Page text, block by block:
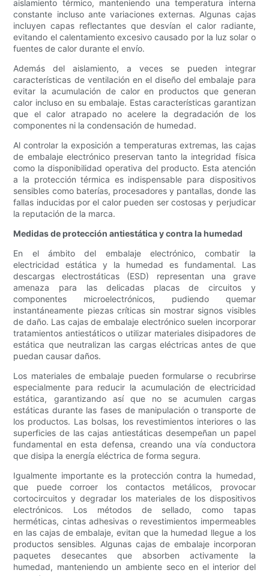
aislamiento térmico, manteniendo una temperatura interna
constante incluso ante variaciones externas. Algunas cajas
incluyen capas reflectantes que desvían el calor radiante,
evitando el calentamiento excesivo causado por la luz solar o
fuentes de calor durante el envío.
Además del aislamiento, a veces se pueden integrar
características de ventilación en el diseño del embalaje para
evitar la acumulación de calor en productos que generan
calor incluso en su embalaje. Estas características garantizan
que el calor atrapado no acelere la degradación de los
componentes ni la condensación de humedad.
Al controlar la exposición a temperaturas extremas, las cajas
de embalaje electrónico preservan tanto la integridad física
como la disponibilidad operativa del producto. Esta atención
a la protección térmica es indispensable para dispositivos
sensibles como baterías, procesadores y pantallas, donde las
fallas inducidas por el calor pueden ser costosas y perjudicar
la reputación de la marca.
Medidas de protección antiestática y contra la humedad
En el ámbito del embalaje electrónico, combatir la
electricidad estática y la humedad es fundamental. Las
descargas electrostáticas (ESD) representan una grave
amenaza para las delicadas placas de circuitos y
componentes microelectrónicos, pudiendo quemar
instantáneamente piezas críticas sin mostrar signos visibles
de daño. Las cajas de embalaje electrónico suelen incorporar
tratamientos antiestáticos o utilizar materiales disipadores de
estática que neutralizan las cargas eléctricas antes de que
puedan causar daños.
Los materiales de embalaje pueden formularse o recubrirse
especialmente para reducir la acumulación de electricidad
estática, garantizando así que no se acumulen cargas
estáticas durante las fases de manipulación o transporte de
los productos. Las bolsas, los revestimientos interiores o las
superficies de las cajas antiestáticas desempeñan un papel
fundamental en esta defensa, creando una vía conductora
que disipa la energía eléctrica de forma segura.
Igualmente importante es la protección contra la humedad,
que puede corroer los contactos metálicos, provocar
cortocircuitos y degradar los materiales de los dispositivos
electrónicos. Los métodos de sellado, como tapas
herméticas, cintas adhesivas o revestimientos impermeables
en las cajas de embalaje, evitan que la humedad llegue a los
productos sensibles. Algunas cajas de embalaje incorporan
paquetes desecantes que absorben activamente la
humedad, manteniendo un ambiente seco en el interior del